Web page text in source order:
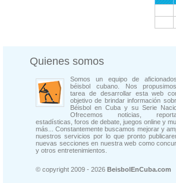
Quienes somos
Somos un equipo de
béisbol cubano. Nos
tarea de desarrollar esta web
objetivo de brindar información
Béisbol en Cuba y su Serie
Ofrecemos noticias,
estadísticas, foros de debate, juegos online y
más... Constantemente buscamos mejorar y
nuestros servicios por lo que pronto
nuevas secciones en nuestra web como
y otros entretenimientos.
© copyright 2009 - 2026 BeisbolEnCuba.com